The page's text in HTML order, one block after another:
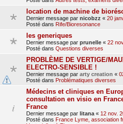
location de machine de
Dernier message par nicobzz « 20
Posté dans Rife/Bioresonance
les generiques
Dernier message par prunelle « 22
Posté dans Questions diverses
PROBLÈME DE VERTIGE/
ELECTRO-SENSIBLE !
Dernier message par arty creation «
Posté dans Problématiques diverses
Médecins et cliniques en
consultation en visio en
France
Dernier message par litana « 12 nov.
Posté dans France Lyme, association